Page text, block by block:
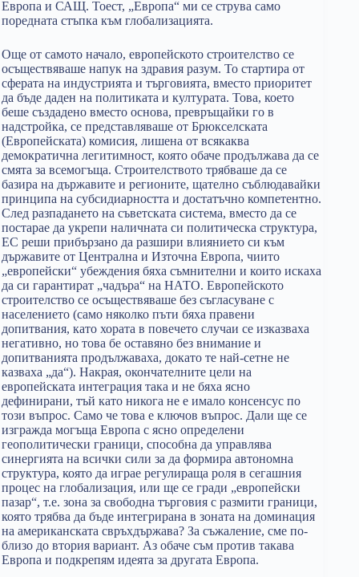
Европа и САЩ. Тоест, „Европа“ ми се струва само
поредната стъпка към глобализацията.
Още от самото начало, европейското строителство се
осъществяваше напук на здравия разум. То стартира от
сферата на индустрията и търговията, вместо приоритет
да бъде даден на политиката и културата. Това, което
беше създадено вместо основа, превръщайки го в
надстройка, се представляваше от Брюкселската
(Европейската) комисия, лишена от всякаква
демократична легитимност, която обаче продължава да се
смята за всемогъща. Строителството трябваше да се
базира на държавите и регионите, щателно съблюдавайки
принципа на субсидиарността и достатъчно компетентно.
След разпадането на съветската система, вместо да се
постарае да укрепи наличната си политическа структура,
ЕС реши прибързано да разшири влиянието си към
държавите от Централна и Източна Европа, чиито
„европейски“ убеждения бяха съмнителни и които искаха
да си гарантират „чадъра“ на НАТО. Европейското
строителство се осъществяваше без съгласуване с
населението (само няколко пъти бяха правени
допитвания, като хората в повечето случаи се изказваха
негативно, но това бе оставяно без внимание и
допитванията продължаваха, докато те най-сетне не
казваха „да“). Накрая, окончателните цели на
европейската интеграция така и не бяха ясно
дефинирани, тъй като никога не е имало консенсус по
този въпрос. Само че това е ключов въпрос. Дали ще се
изгражда могъща Европа с ясно определени
геополитически граници, способна да управлява
синергията на всички сили за да формира автономна
структура, която да играе регулираща роля в сегашния
процес на глобализация, или ще се гради „европейски
пазар“, т.е. зона за свободна търговия с размити граници,
която трябва да бъде интегрирана в зоната на доминация
на американската свръхдържава? За съжаление, сме по-
близо до втория вариант. Аз обаче съм против такава
Европа и подкрепям идеята за другата Европа.